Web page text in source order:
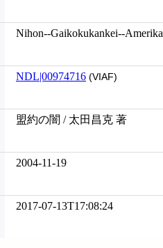
Nihon--Gaikokukankei--
NDL|00974716 (VIAF)
盟約の闇 / 太田昌克 著
2004-11-19
2017-07-13T17:08:24